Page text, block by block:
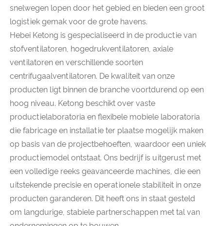
snelwegen lopen door het gebied en bieden een groot
logistiek gemak voor de grote havens.
Hebei Ketong is gespecialiseerd in de productie van
stofventilatoren, hogedrukventilatoren, axiale
ventilatoren en verschillende soorten
centrifugaalventilatoren. De kwaliteit van onze
producten ligt binnen de branche voortdurend op een
hoog niveau. Ketong beschikt over vaste
productielaboratoria en flexibele mobiele laboratoria
die fabricage en installatie ter plaatse mogelijk maken
op basis van de projectbehoeften, waardoor een uniek
productiemodel ontstaat. Ons bedrijf is uitgerust met
een volledige reeks geavanceerde machines, die een
uitstekende precisie en operationele stabiliteit in onze
producten garanderen. Dit heeft ons in staat gesteld
om langdurige, stabiele partnerschappen met tal van